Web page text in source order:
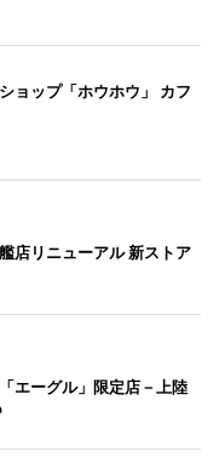
ョップ「ホウホウ」 カフ
店リニューアル 新ストア
エーグル」限定店－上陸